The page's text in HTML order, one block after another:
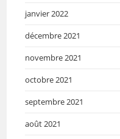
janvier 2022
décembre 2021
novembre 2021
octobre 2021
septembre 2021
août 2021